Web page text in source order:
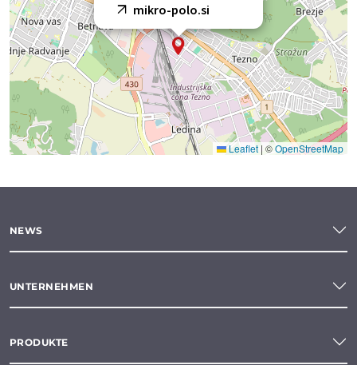
mikro-polo.si
Leaflet | ©OpenStreetMap
NEWS
UNTERNEHMEN
PRODUKTE